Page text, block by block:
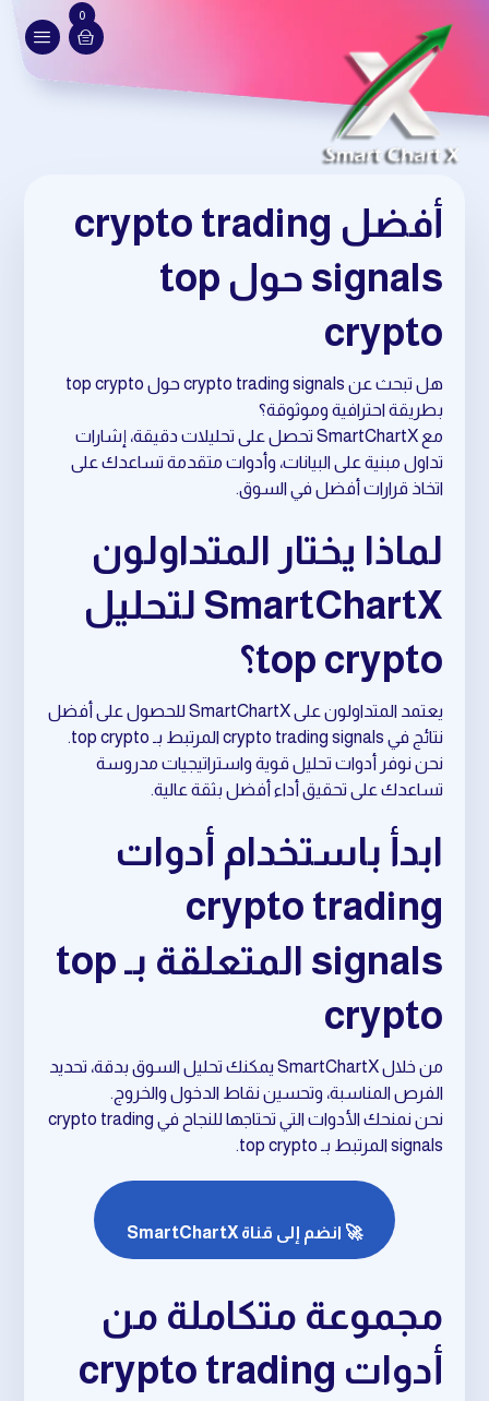
0
أفضل crypto trading
signals حول top
crypto
هل تبحث عن crypto trading signals حول top crypto
بطريقة احترافية وموثوقة؟
مع SmartChartX تحصل على تحليلات دقيقة، إشارات
تداول مبنية على البيانات، وأدوات متقدمة تساعدك على
اتخاذ قرارات أفضل في السوق.
لماذا يختار المتداولون
SmartChartX لتحليل
top crypto؟
يعتمد المتداولون على SmartChartX للحصول على أفضل
نتائج في crypto trading signals المرتبط بـ top crypto.
نحن نوفر أدوات تحليل قوية واستراتيجيات مدروسة
تساعدك على تحقيق أداء أفضل بثقة عالية.
ابدأ باستخدام أدوات
crypto trading
signals المتعلقة بـ top
crypto
من خلال SmartChartX يمكنك تحليل السوق بدقة، تحديد
الفرص المناسبة، وتحسين نقاط الدخول والخروج.
نحن نمنحك الأدوات التي تحتاجها للنجاح في crypto trading
signals المرتبط بـ top crypto.
🚀 انضم إلى قناة SmartChartX
مجموعة متكاملة من
أدوات crypto trading